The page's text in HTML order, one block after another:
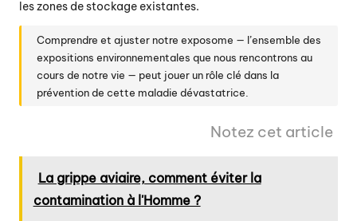
les zones de stockage existantes.
Comprendre et ajuster notre exposome — l’ensemble des
expositions environnementales que nous rencontrons au
cours de notre vie — peut jouer un rôle clé dans la
prévention de cette maladie dévastatrice.
Notez cet article
La grippe aviaire, comment éviter la
contamination à l'Homme ?